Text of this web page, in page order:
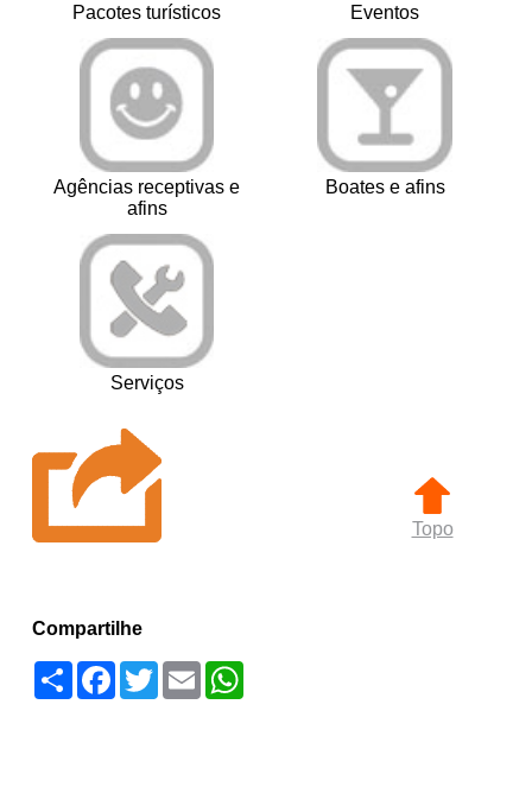
Pacotes turísticos Eventos
Agências receptivas e
afins
Boates e afins
Serviços
Topo
Compartilhe
Compartilhar
Facebook
TwitterEmailWhatsApp